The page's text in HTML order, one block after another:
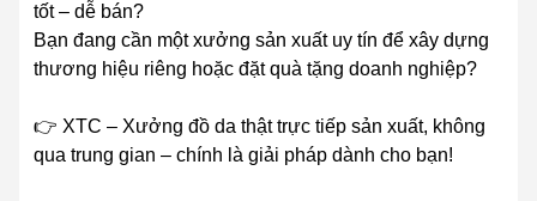
tốt – dễ bán?
Bạn đang cần một xưởng sản xuất uy tín để xây dựng
thương hiệu riêng hoặc đặt quà tặng doanh nghiệp?
👉 XTC – Xưởng đồ da thật trực tiếp sản xuất, không
qua trung gian – chính là giải pháp dành cho bạn!